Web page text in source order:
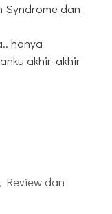
Syndrome dan
hanya
akhir-akhir
, Review dan